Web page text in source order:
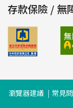
存款保險 / 無
瀏覽器建議 常見